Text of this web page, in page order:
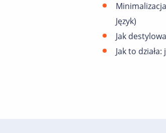
Język)
Jak
Jak to